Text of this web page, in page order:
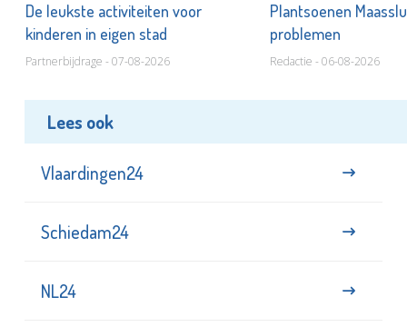
De leukste activiteiten voor
kinderen in eigen stad
Partnerbijdrage - 07-08-2026
Plantsoenen
problemen
Redactie - 06-08-2026
Lees ook
Vlaardingen24
Schiedam24
NL24